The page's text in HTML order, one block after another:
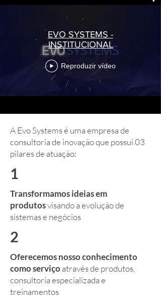
EVO SYSTEMS -
INSTITUCIONAL
Reproduzir vídeo
A Evo Systems é uma empresa de
consultoria de inovação que possui 03
pilares de atuação:
1
Transformamos ideias em
produtosvisando a evolução de
sistemas e negócios
2
Oferecemos nosso conhecimento
como serviço através de produtos,
consultoria especializada e
treinamentos